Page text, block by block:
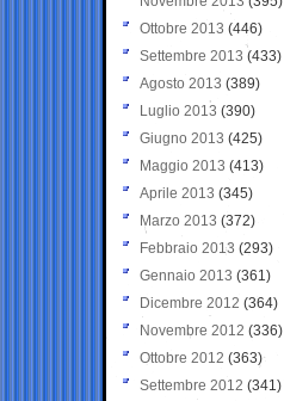
Ottobre 2013 (446)
Settembre 2013 (433)
Agosto 2013 (389)
Luglio 2013 (390)
Giugno 2013 (425)
Maggio 2013 (413)
Aprile 2013 (345)
Marzo 2013 (372)
Febbraio 2013 (293)
Gennaio 2013 (361)
Dicembre 2012 (364)
Novembre 2012 (336)
Ottobre 2012 (363)
Settembre 2012 (341)